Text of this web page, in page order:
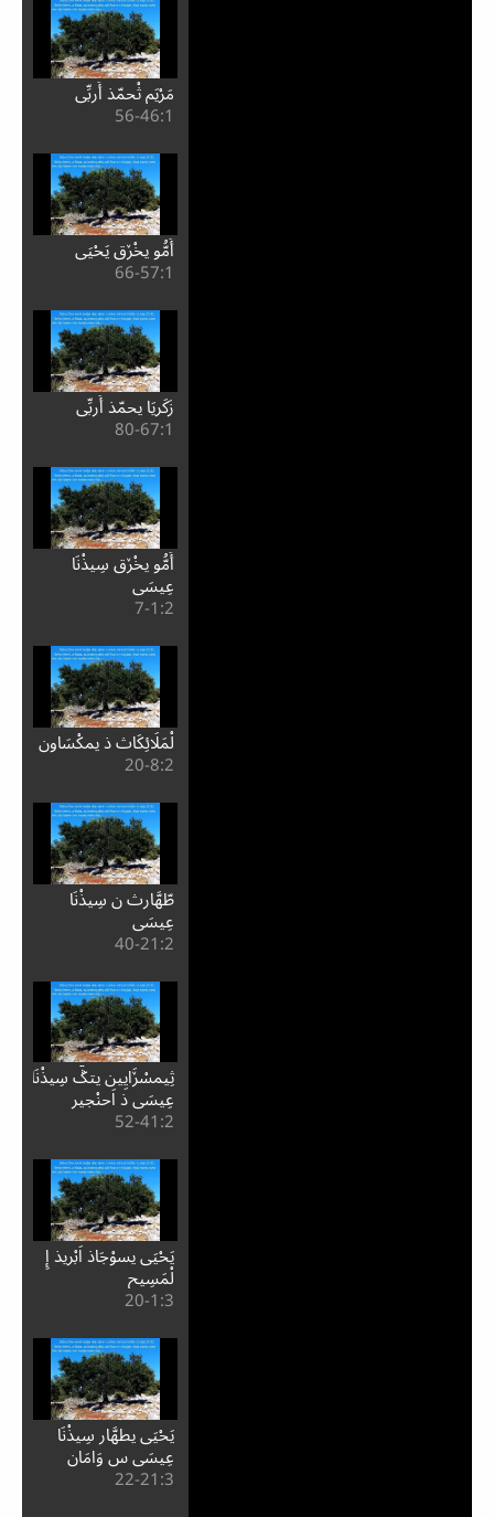
مَرْيَم ثْحمّذ أَربِّي
1:⁧46⁩-56
أَمُّو يخْڒق يَحْيَى
1:⁧57⁩-66
زَكَرِيَا يحمّذ أَربِّي
1:⁧67⁩-80
أَمُّو يخْڒق سِيذْنَا
عِيسَى
2:⁧1⁩-7
لْمَلَائِكَاث ذ يمكْسَاون
2:⁧8⁩-20
طّهَّارث ن سِيذْنَا
عِيسَى
2:⁧21⁩-40
ثِيمسْڒَايِين يتݣّ سِيذْنَا
عِيسَى ذ اَحنْجِير
2:⁧41⁩-52
يَحْيَى يسوْجَاذ اَبْريذ إِ
لْمَسِيح
3:⁧1⁩-20
يَحْيَى يطهَّار سِيذْنَا
عِيسَى س وَامَان
3:⁧21⁩-22